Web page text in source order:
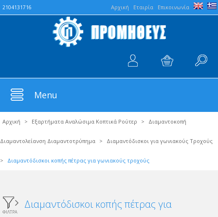
Aρχική Εταιρία Επικοινωνία
2104131716
Menu
Αρχική > Εξαρτήματα Αναλώσιμα Κοπτικά Ρούτερ > Διαμαντοκοπή
Διαμαντολείανση Διαμαντοτρύπημα > Διαμαντόδισκοι για γωνιακούς Τροχούς
> Διαμαντόδισκοι κοπής πέτρας για γωνιακούς τροχούς
ΦΙΛΤΡΑ
Διαμαντόδισκοι κοπής πέτρας για